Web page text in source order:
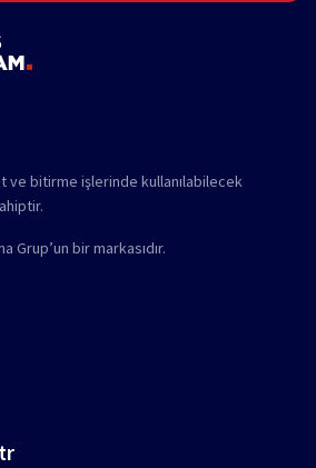
ve bitirme işlerinde kullanılabilecek
Grup’un bir markasıdır.